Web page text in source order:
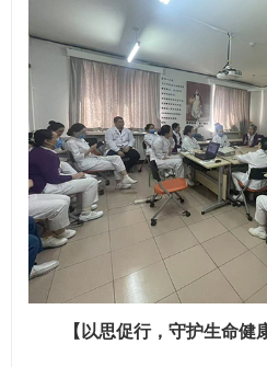
【以思促行，守护生命健康